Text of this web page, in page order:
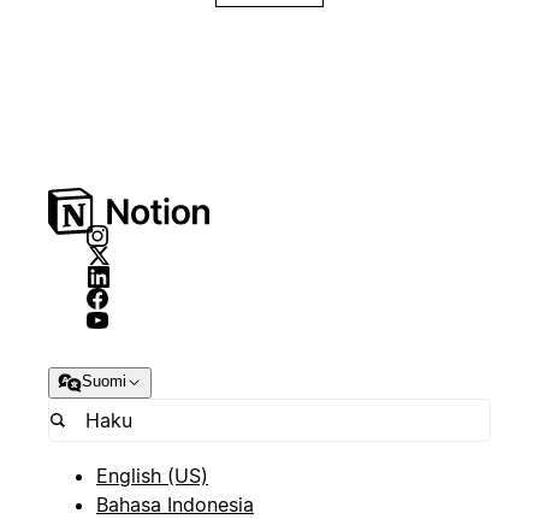
Suomi
English (US)
Bahasa Indonesia